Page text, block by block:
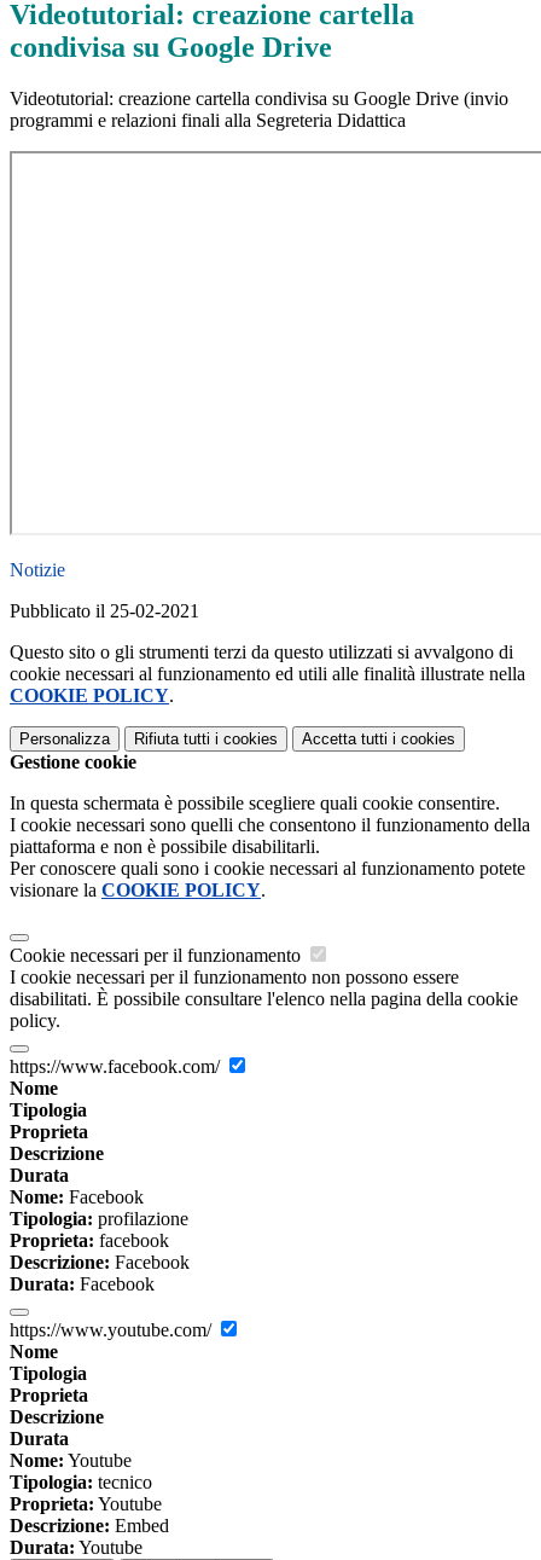
Videotutorial: creazione cartella
condivisa su Google Drive
Videotutorial: creazione cartella condivisa su Google Drive (invio
programmi e relazioni finali alla Segreteria Didattica
Notizie
Pubblicato il 25-02-2021
Questo sito o gli strumenti terzi da questo utilizzati si avvalgono di
cookie necessari al funzionamento ed utili alle finalità illustrate nella
COOKIE POLICY.
Personalizza Rifiuta tutti i cookies Accetta tutti i cookies
Gestione cookie
In questa schermata è possibile scegliere quali cookie consentire.
I cookie necessari sono quelli che consentono il funzionamento della
piattaforma e non è possibile disabilitarli.
Per conoscere quali sono i cookie necessari al funzionamento potete
visionare la COOKIE POLICY.
Cookie necessari per il funzionamento
I cookie necessari per il funzionamento non possono essere
disabilitati. È possibile consultare l'elenco nella pagina della cookie
policy.
https://www.facebook.com/
Nome
Tipologia
Proprieta
Descrizione
Durata
Nome: Facebook
Tipologia: profilazione
Proprieta: facebook
Descrizione: Facebook
Durata: Facebook
https://www.youtube.com/
Nome
Tipologia
Proprieta
Descrizione
Durata
Nome: Youtube
Tipologia: tecnico
Proprieta: Youtube
Descrizione: Embed
Durata: Youtube